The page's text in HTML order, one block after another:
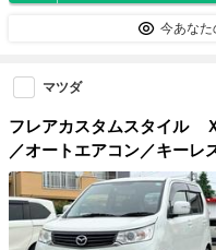
今あなた
マツダ
フレアカスタムスタイル
／オートエアコン／キーレ
ウィンドウ／パワステ／運